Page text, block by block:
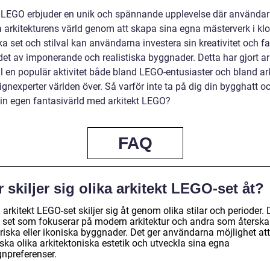
erbjuder en unik och spännande upplevelse där
arkitekturens värld genom att skapa sina egna mästerverk i
set och stilval kan användarna investera sin kreativitet och
av imponerande och realistiska byggnader. Detta har gjort
en populär aktivitet både bland LEGO-entusiaster och bland
världen över. Så varför inte ta på dig din bygghatt
egen fantasivärld med arkitekt LEGO?
FAQ
skiljer sig olika arkitekt LEGO-set åt?
arkitekt LEGO-set skiljer sig åt genom olika stilar och perioder.
som fokuserar på modern arkitektur och andra som
eller ikoniska byggnader. Det ger användarna möjlighet att
olika arkitektoniska estetik och utveckla sina egna